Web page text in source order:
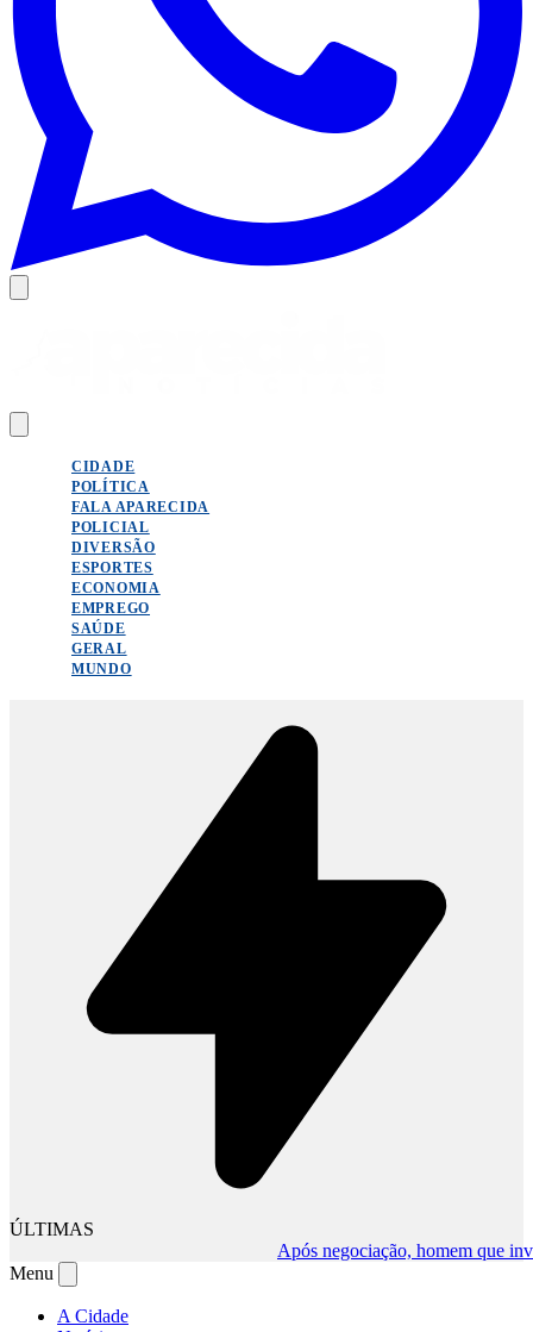
CIDADE
POLÍTICA
FALA APARECIDA
POLICIAL
DIVERSÃO
ESPORTES
ECONOMIA
EMPREGO
SAÚDE
GERAL
MUNDO
ÚLTIMAS
Após negociação, homem que
Menu
A Cidade